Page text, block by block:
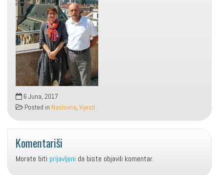
6 Juna, 2017
Posted in Naslovna, Vijesti
Komentariši
Morate biti prijavljeni da biste objavili komentar.